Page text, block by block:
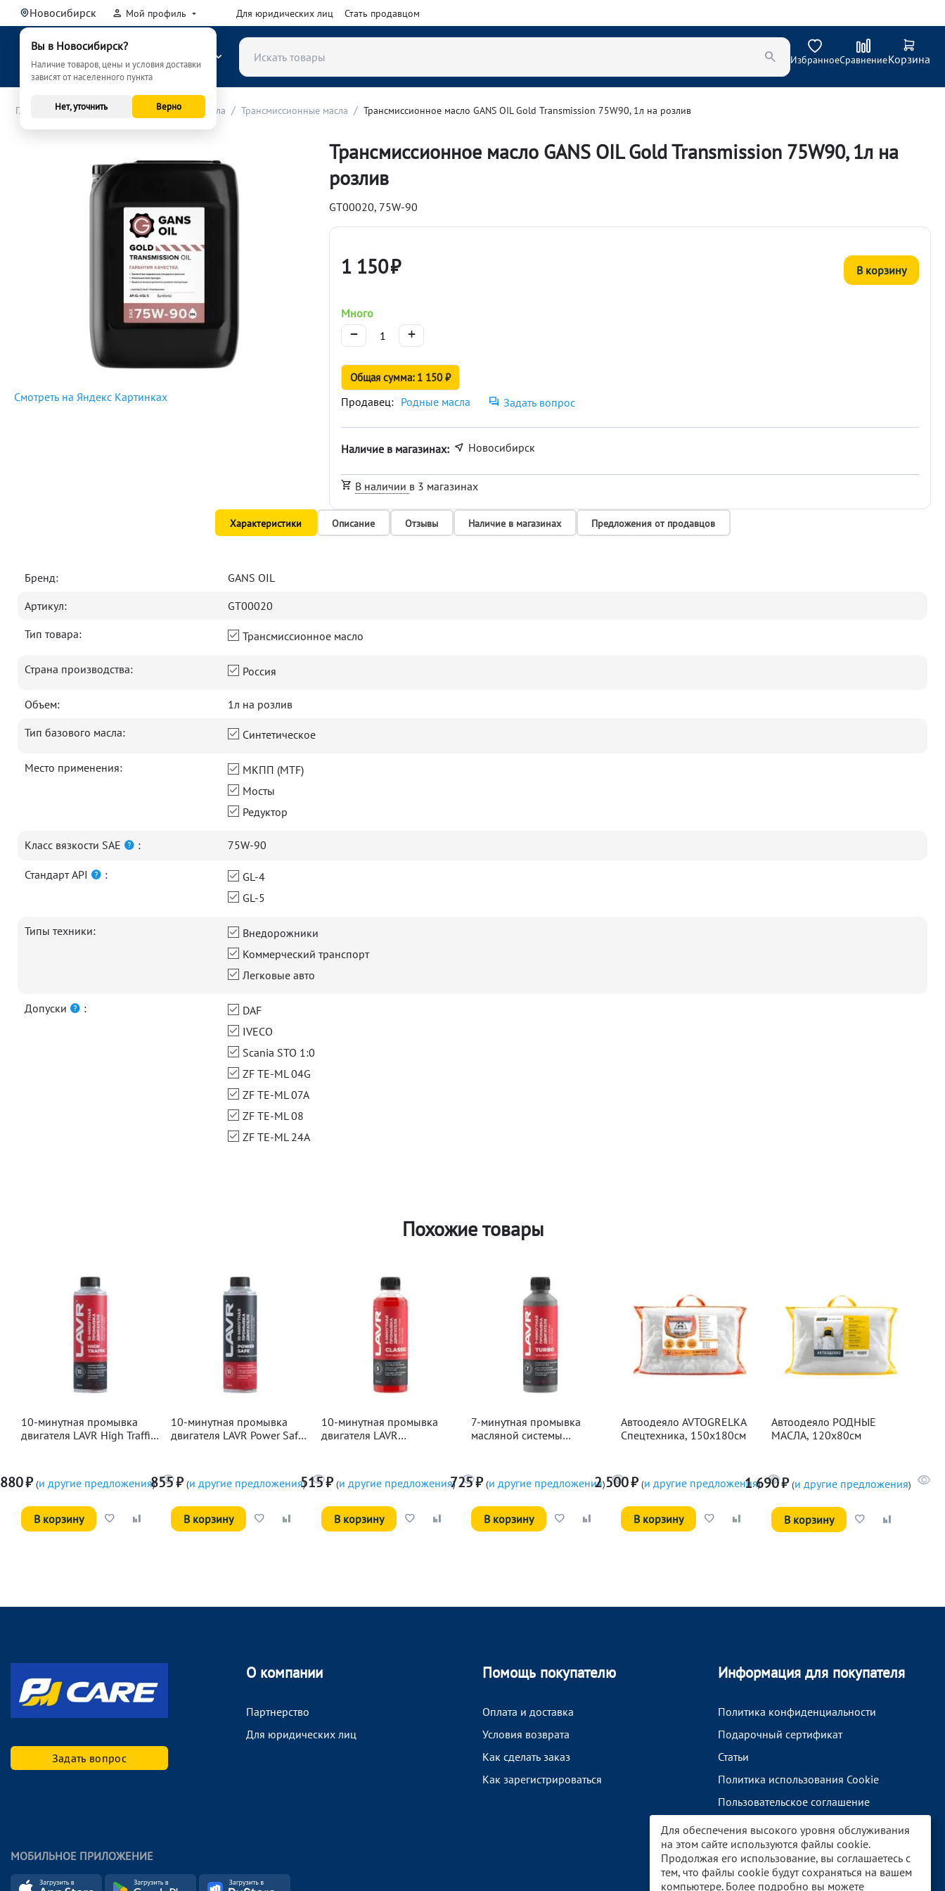
Новосибирск
Вы в Новосибирск?
Наличие товаров, цены и условия доставки
зависят от населенного пункта
Нет, уточнить Верно
Мой профиль Для юридических лиц Стать продавцом
ИзбранноеСравнениеКорзина
Главная / Расходные материалы (ТО) Масла / Трансмиссионные масла / Трансмиссионное масло GANS OIL Gold Transmission 75W90, 1л на розлив
Смотреть на Яндекс Картинках
Трансмиссионное масло GANS OIL Gold Transmission 75W90, 1л на
розлив
GT00020, 75W-90
1 150₽ В корзину
Много
+
−
Общая сумма: 1 150 ₽
Продавец: Родные масла Задать вопрос
Наличие в магазинах: Новосибирск
В наличии в 3 магазинах
Характеристики Описание Отзывы Наличие в магазинах Предложения от продавцов
Бренд:
GANS OIL
Артикул:
GT00020
Тип товара:
Трансмиссионное масло
Страна производства: Россия
Объем:
1л на розлив
Тип базового масла:
Синтетическое
Место применения:
МКПП (MTF)
Мосты
Редуктор
Класс вязкости SAE : 75W-90
Стандарт API :
GL-4
GL-5
Типы техники:
Внедорожники
Коммерческий транспорт
Легковые авто
Допуски :
DAF
IVECO
Scania STO 1:0
ZF TE-ML 04G
ZF TE-ML 07A
ZF TE-ML 08
ZF TE-ML 24A
Похожие товары
10-минутная промывка
двигателя LAVR High Traffic,
880₽ (и другие предложения)
В корзину
10-минутная промывка
двигателя LAVR Power Safe,
855₽ (и другие предложения)
В корзину
10-минутная промывка
двигателя LAVR
515₽ (и другие предложения)
В корзину
7-минутная промывка
масляной системы
725₽ (и другие предложения)
В корзину
Автоодеяло AVTOGRELKA
Спецтехника, 150х180см
2 500₽ (и другие предложения)
В корзину
Автоодеяло РОДНЫЕ
МАСЛА, 120х80см
1 690₽ (и другие предложения)
В корзину
Задать вопрос
О компании
Партнерство
Для юридических лиц
Помощь покупателю
Оплата и доставка
Условия возврата
Как сделать заказ
Как зарегистрироваться
Информация для покупателя
Политика конфиденциальности
Подарочный сертификат
Статьи
Политика использования Cookie
Пользовательское соглашение
МОБИЛЬНОЕ ПРИЛОЖЕНИЕ
Для обеспечения высокого уровня обслуживания
на этом сайте используются файлы cookie.
Продолжая его использование, вы соглашаетесь с
тем, что файлы cookie будут сохраняться на вашем
компьютере. Более подробно вы можете